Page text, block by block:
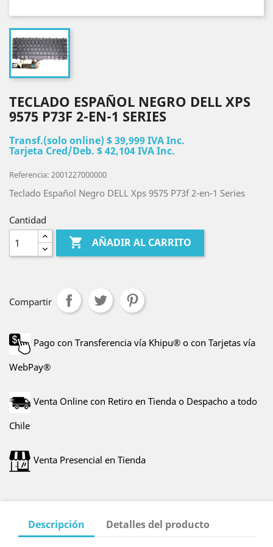
TECLADO ESPAÑOL NEGRO DELL XPS
9575 P73F 2-EN-1 SERIES
Transf.(solo online) $ 39,999 IVA Inc.
Tarjeta Cred/Deb. $ 42,104 IVA Inc.
Referencia: 2001227000000
Teclado Español Negro DELL Xps 9575 P73f 2-en-1 Series
Cantidad
 AÑADIR AL CARRITO
Compartir
Pago con Transferencia vía Khipu® o con Tarjetas vía
WebPay®
Venta Online con Retiro en Tienda o Despacho a todo
Chile
Venta Presencial en Tienda
Descripción Detalles del producto